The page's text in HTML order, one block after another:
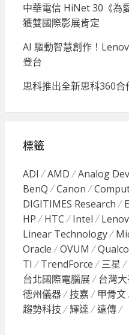
中華電信 HiNet 30《為
獲雙國際影展肯定
AI 驅動智慧創作！
登台
思科推出全新思科360
標籤
ADI AMD Analog
BenQ
Canon
DIGITIMES Research
HP
HTC Intel
Linear Technology
Oracle
OVUM
TI
TrendForce 三星
台北國際電腦展
台灣
德州儀器
技嘉 甲骨文
趨勢科技
輝達 遠傳